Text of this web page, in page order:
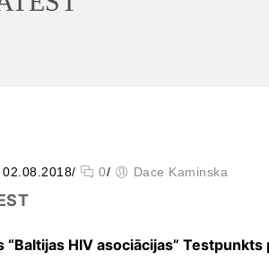
/ 0/ Dace Kaminska
“Baltijas HIV asociācijas”